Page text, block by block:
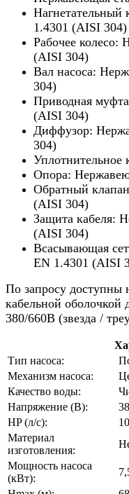
Нагнетательный
1.4301 (AISI 304)
Рабочее колесо:
(AISI 304)
Вал насоса:
304)
Приводная
(AISI 304)
Диффузор:
304)
Уплотнительное
Опора:
Обратный
(AISI 304)
Защита кабеля:
(AISI 304)
Всасывающая
EN 1.4301 (AISI
По запросу доступны
кабельной оболочкой
380/660В (звезда /
Тип насоса:
Механизм насоса:
Качество воды:
Напряжение (В):
HP (л/с):
10
Материал
изготовления:
Мощность насоса
(кВт):